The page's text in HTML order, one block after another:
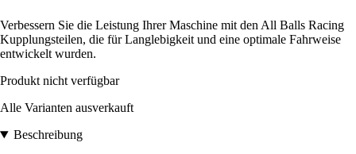
Verbessern Sie die Leistung Ihrer Maschine mit den All Balls Racing
Kupplungsteilen, die für Langlebigkeit und eine optimale Fahrweise
entwickelt wurden.
Produkt nicht verfügbar
Alle Varianten ausverkauft
Beschreibung